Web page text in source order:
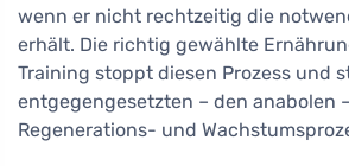
wenn er nicht rechtzeitig die
erhält. Die richtig gewählte
Training stoppt diesen Prozess und
entgegengesetzten – den anabolen
Regenerations- und